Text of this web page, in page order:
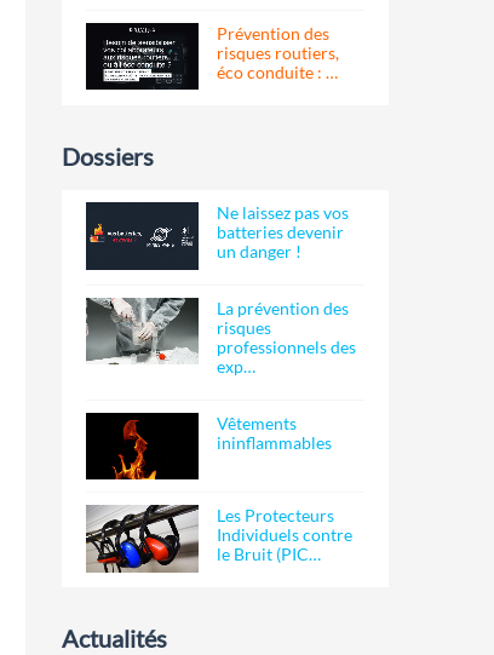
Prévention des
risques routiers,
éco conduite : …
Dossiers
Ne laissez pas vos
batteries devenir
un danger !
La prévention des
risques
professionnels des
exp…
Vêtements
ininflammables
Les Protecteurs
Individuels contre
le Bruit (PIC…
Actualités